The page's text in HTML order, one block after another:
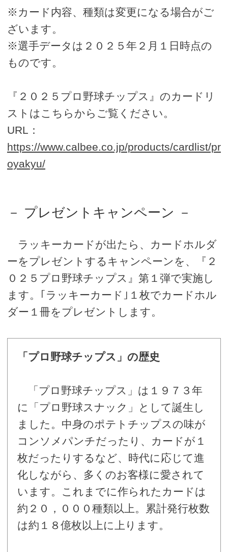
※カード内容、種類は変更になる場合がご
ざいます。
※選手データは２０２５年２月１日時点の
ものです。
『２０２５プロ野球チップス』のカードリ
ストはこちらからご覧ください。
URL：
https://www.calbee.co.jp/products/cardlist/pr
oyakyu/
－ プレゼントキャンペーン －
ラッキーカードが出たら、カードホルダ
ーをプレゼントするキャンペーンを、『２
０２５プロ野球チップス』第１弾で実施し
ます。｢ラッキーカード｣１枚でカードホル
ダー１冊をプレゼントします。
「プロ野球チップス」の歴史
「プロ野球チップス」は１９７３年
に「プロ野球スナック」として誕生し
ました。中身のポテトチップスの味が
コンソメパンチだったり、カードが１
枚だったりするなど、時代に応じて進
化しながら、多くのお客様に愛されて
います。これまでに作られたカードは
約２０，０００種類以上。累計発行枚数
は約１８億枚以上に上ります。